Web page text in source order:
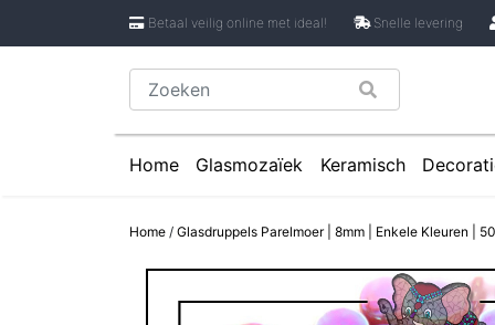
Betaal veilig online met ideal! Snelle levering
Home
Glasmozaïek
Glasmozaïek steentjes 2 cm
Glasmozaïek steentjes Pixel 8 mm
Glasmozaïek steentjes Rond
Keramisch
Keramische
Keramische Cirkels
Keramische
Home / Glasdruppels Parelmoer | 8mm | Enkele Kleuren |